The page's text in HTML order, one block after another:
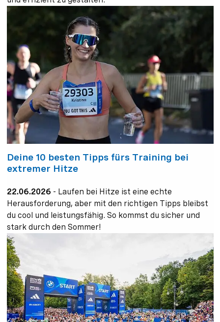
Deine 10 besten Tipps fürs Training bei
extremer Hitze
22.06.2026 - Laufen bei Hitze ist eine echte
Herausforderung, aber mit den richtigen Tipps bleibst
du cool und leistungsfähig. So kommst du sicher und
stark durch den Sommer!